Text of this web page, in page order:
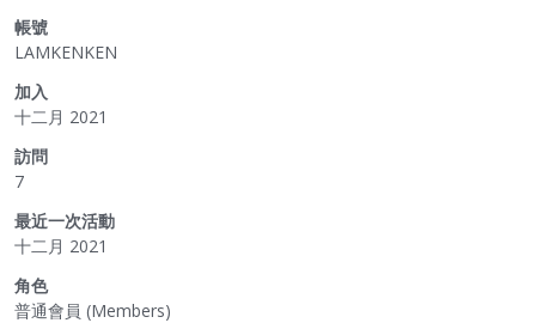
帳號
LAMKENKEN
加入
十二月 2021
訪問
7
最近一次活動
十二月 2021
角色
普通會員 (Members)